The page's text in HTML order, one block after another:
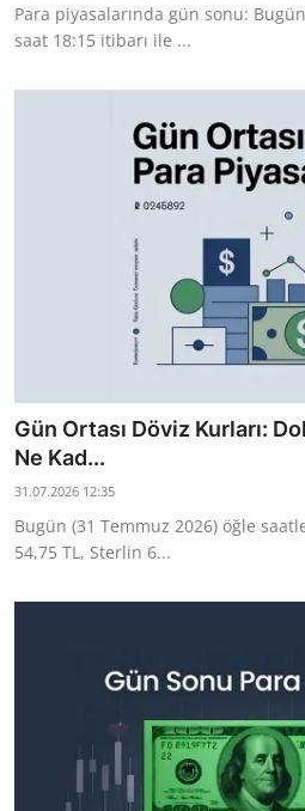
Para piyasalarında gün sonu:
saat 18:15 itibarı ile ...
Gün Ortası Döviz Kurları:
Ne Kad...
31.07.2026 12:35
Bugün (31 Temmuz 2026) öğle
54,75 TL, Sterlin 6...